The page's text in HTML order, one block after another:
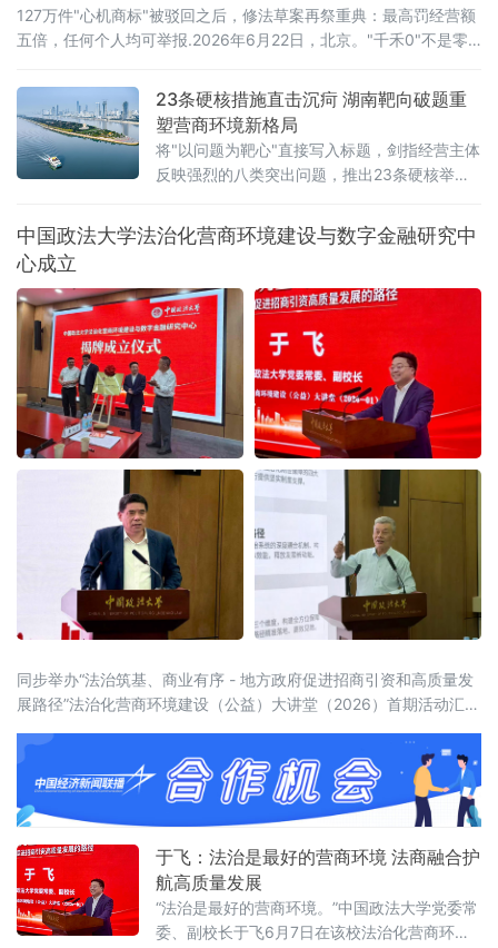
127万件"心机商标"被驳回之后，修法草案再祭重典：最高罚经营额
五倍，任何个人均可举报.2026年6月22日，北京。"千禾0"不是零
些让消费者频频踩坑的文字不过是一个注册商标，而非产品承诺
时，法律终于要动手了。6月22日，全国人大常委会法工委披露，商
标法修订草案二次审议稿将提请6月23日开幕的十四
23条硬核措施直击沉疴 湖南靶向破题重
塑营商环境新格局
将"以问题为靶心"直接写入标题，剑指经营主体
反映强烈的八类突出问题，推出23条硬核举
向全省营商环境的堵点痛点发起集中攻坚。精
准聚焦：八大领域，靶向施策与以往温和表述
中国政法大学法治化营商环境建设与数字金融研究中
心成立
同步举办“法治筑基、商业有序 - 地方政府促进招商引资和高质量发
展路径”法治化营商环境建设（公益）大讲堂（2026）首期活动汇聚
同聚焦法治化营商环境建设的理论前沿与实践路径。中国政法大学
党委常委、副校长于飞，全国政协委员、中国政法
于飞：法治是最好的营商环境 法商融合护
航高质量发展
“法治是最好的营商环境。”中国政法大学党委常
委、副校长于飞6月7日在该校法治化营商环境